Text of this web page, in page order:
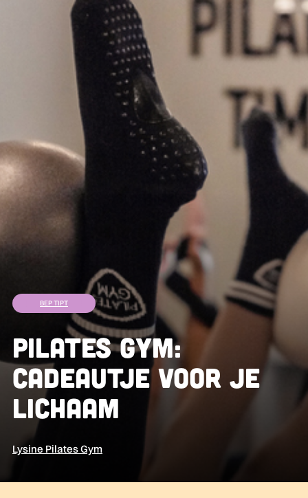
BEP TIPT
Pilates Gym:
cadeautje voor je
lichaam
Lysine Pilates Gym